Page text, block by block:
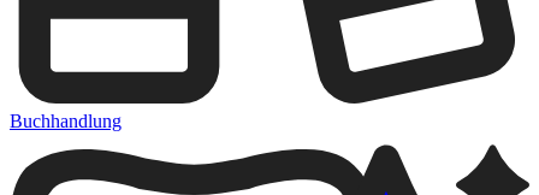
Buchhandlung